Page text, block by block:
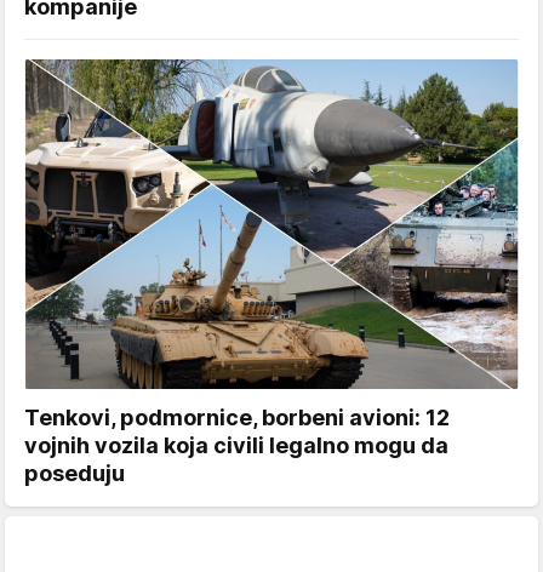
kompanije
Tenkovi, podmornice, borbeni avioni: 12
vojnih vozila koja civili legalno mogu da
poseduju